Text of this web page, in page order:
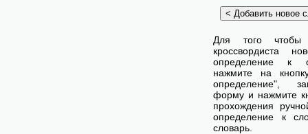
Для того чтобы
кроссвордиста
определение к
нажмите на
определение",
форму и нажмите
прохождения
определение к
словарь.